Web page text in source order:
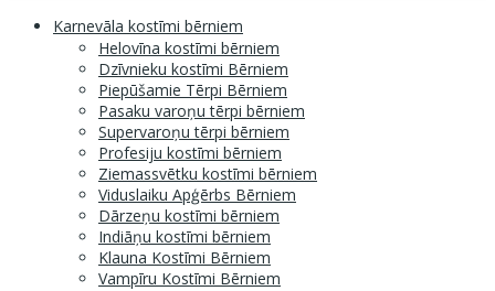
Karnevāla kostīmi bērniem
Helovīna kostīmi bērniem
Dzīvnieku kostīmi Bērniem
Piepūšamie Tērpi Bērniem
Pasaku varoņu tērpi bērniem
Supervaroņu tērpi bērniem
Profesiju kostīmi bērniem
Ziemassvētku kostīmi bērniem
Viduslaiku Apģērbs Bērniem
Dārzeņu kostīmi bērniem
Indiāņu kostīmi bērniem
Klauna Kostīmi Bērniem
Vampīru Kostīmi Bērniem